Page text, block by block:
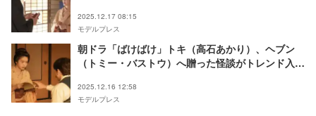
2025.12.17 08:15
モデルプレス
朝ドラ「ばけばけ」トキ（高石あかり）、ヘブン
（トミー・バストウ）へ贈った怪談がトレンド入り
2025.12.16 12:58
モデルプレス